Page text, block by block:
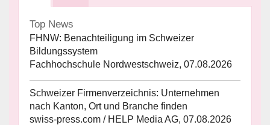
Top News
FHNW: Benachteiligung im Schweizer
Bildungssystem
Fachhochschule Nordwestschweiz, 07.08.2026
Schweizer Firmenverzeichnis: Unternehmen
nach Kanton, Ort und Branche finden
swiss-press.com / HELP Media AG, 07.08.2026